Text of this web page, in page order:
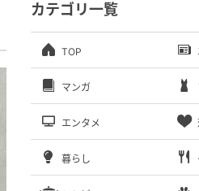
カテゴリ一覧
TOP
マンガ
エンタメ
暮らし